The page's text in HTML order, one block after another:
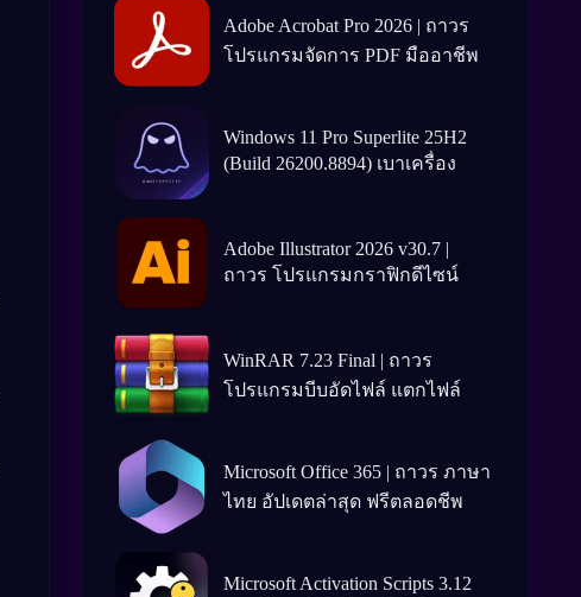
Adobe Acrobat Pro 2026 | ถาวร
โปรแกรมจัดการ PDF มืออาชีพ
Windows 11 Pro Superlite 25H2
(Build 26200.8894) เบาเครื่อง
Adobe Illustrator 2026 v30.7 |
ถาวร โปรแกรมกราฟิกดีไซน์
WinRAR 7.23 Final | ถาวร
โปรแกรมบีบอัดไฟล์ แตกไฟล์
Microsoft Office 365 | ถาวร ภาษา
ไทย อัปเดตล่าสุด ฟรีตลอดชีพ
Microsoft Activation Scripts 3.12